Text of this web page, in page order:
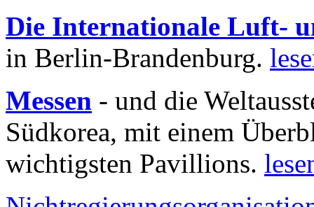
Die Internationale Luft-
in Berlin-Brandenburg.
Messen - und die
Südkorea, mit einem
wichtigsten Pavillions.